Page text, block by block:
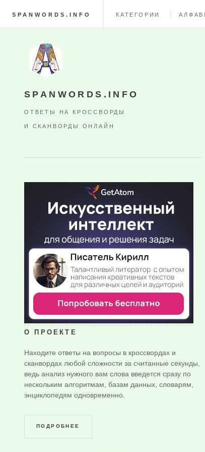
SPANWORDS.INFO КАТЕГОРИИ
SPANWORDS.INFO
ОТВЕТЫ НА КРОССВОРДЫ
И СКАНВОРДЫ ОНЛАЙН
О ПРОЕКТЕ
Находите ответы на вопросы в кроссвордах и
сканвордах любой сложности за считанные секунды,
ведь анализ нужного вам слова введется сразу по
нескольким алгоритмам, базам данных, словарям,
энциклопедям одновременно.
ПОДРОБНЕЕ